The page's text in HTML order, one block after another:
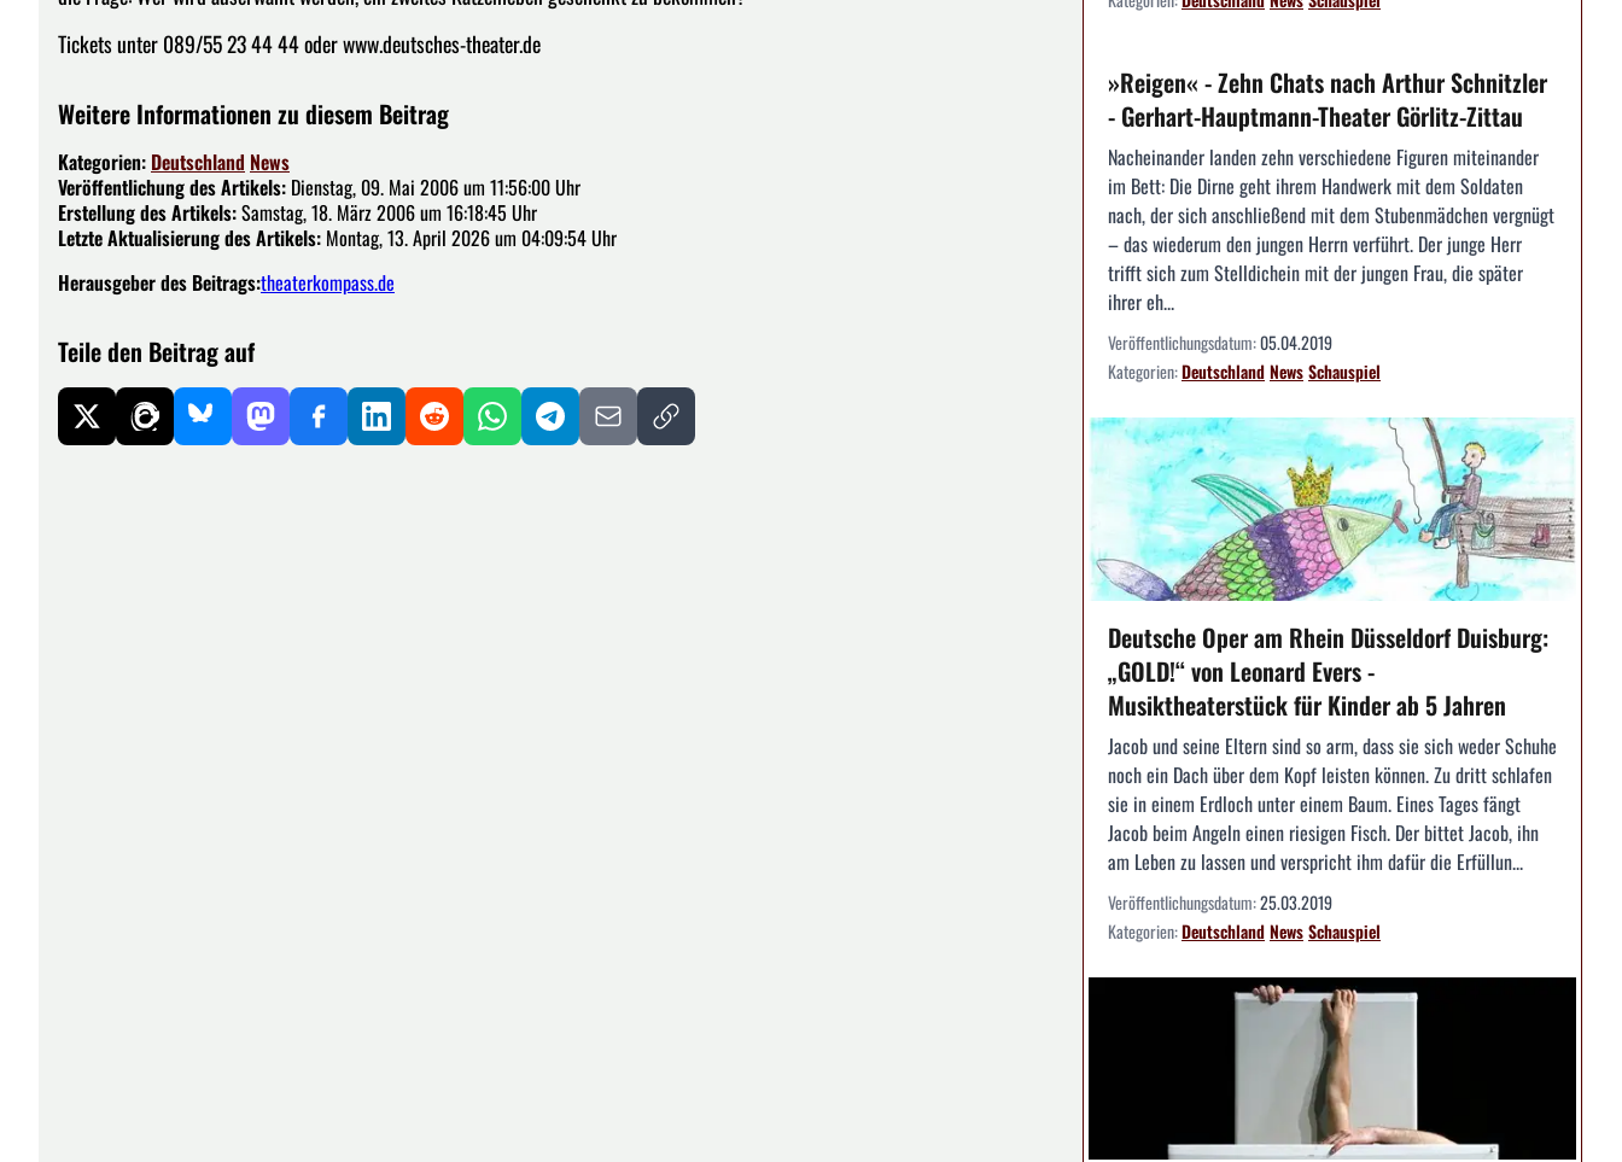
Tickets unter 089/55 23 44 44 oder www.deutsches-theater.de
Weitere Informationen zu diesem Beitrag
Kategorien: Deutschland News
Veröffentlichung des Artikels: Dienstag, 09. Mai 2006 um 11:56:00 Uhr
Erstellung des Artikels:Samstag, 18. März 2006 um 16:18:45 Uhr
Letzte Aktualisierung des Artikels: Montag, 13. April 2026 um 04:09:54 Uhr
Herausgeber des Beitrags:theaterkompass.de
Teile den Beitrag auf
»Reigen« - Zehn Chats nach Arthur Schnitzler
- Gerhart-Hauptmann-Theater Görlitz-Zittau
Nacheinander landen zehn verschiedene Figuren miteinander
im Bett: Die Dirne geht ihrem Handwerk mit dem Soldaten
nach, der sich anschließend mit dem Stubenmädchen vergnügt
– das wiederum den jungen Herrn verführt. Der junge Herr
trifft sich zum Stelldichein mit der jungen Frau, die später
ihrer eh...
Veröffentlichungsdatum:05.04.2019
Kategorien:DeutschlandNewsSchauspiel
Deutsche Oper am Rhein Düsseldorf Duisburg:
„GOLD!“ von Leonard Evers -
Musiktheaterstück für Kinder ab 5 Jahren
Jacob und seine Eltern sind so arm, dass sie sich weder Schuhe
noch ein Dach über dem Kopf leisten können. Zu dritt schlafen
sie in einem Erdloch unter einem Baum. Eines Tages fängt
Jacob beim Angeln einen riesigen Fisch. Der bittet Jacob, ihn
am Leben zu lassen und verspricht ihm dafür die Erfüllun...
Veröffentlichungsdatum:25.03.2019
Kategorien:DeutschlandNewsSchauspiel